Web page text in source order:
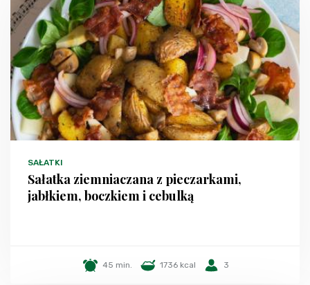
SAŁATKI
Sałatka ziemniaczana z pieczarkami,
jabłkiem, boczkiem i cebulką
45 min. 1736 kcal 3